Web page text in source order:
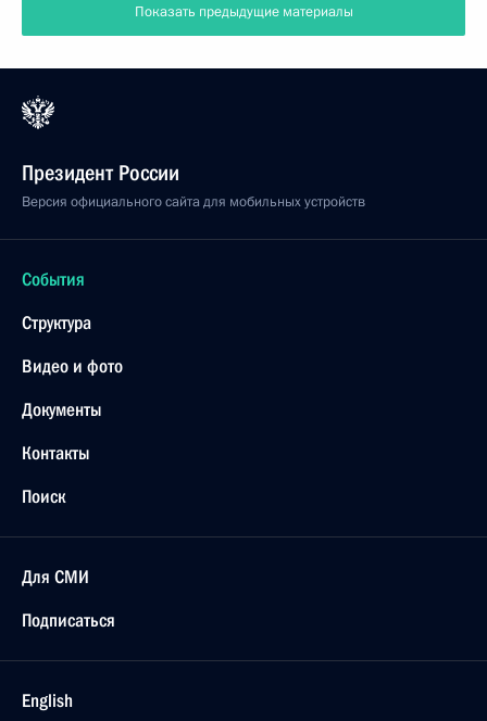
Показать предыдущие материалы
Президент России
Версия официального сайта для мобильных устройств
События
Структура
Видео и фото
Документы
Контакты
Поиск
Для СМИ
Подписаться
English